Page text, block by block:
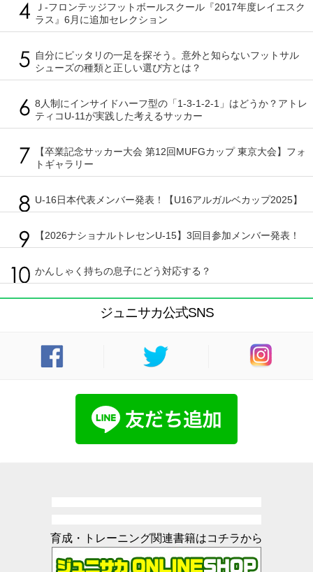
Ｊ-フロンテッジフットボールスクール『2017年度レイエスク
ラス』6月に追加セレクション
自分にピッタリの一足を探そう。意外と知らないフットサル
シューズの種類と正しい選び方とは？
8人制にインサイドハーフ型の「1-3-1-2-1」はどうか？アトレ
ティコU-11が実践した考えるサッカー
【卒業記念サッカー大会 第12回MUFGカップ 東京大会】フォ
トギャラリー
U-16日本代表メンバー発表！【U16アルガルベカップ2025】
【2026ナショナルトレセンU-15】3回目参加メンバー発表！
かんしゃく持ちの息子にどう対応する？
ジュニサカ公式SNS
育成・トレーニング関連書籍はコチラから